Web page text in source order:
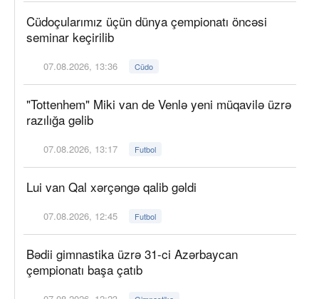
Cüdoçularımız üçün dünya çempionatı öncəsi
seminar keçirilib
07.08.2026, 13:36 Cüdo
"Tottenhem" Miki van de Venlə yeni müqavilə üzrə
razılığa gəlib
07.08.2026, 13:17 Futbol
Lui van Qal xərçəngə qalib gəldi
07.08.2026, 12:45 Futbol
Bədii gimnastika üzrə 31-ci Azərbaycan
çempionatı başa çatıb